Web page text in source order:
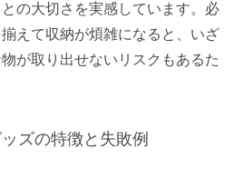
の大切さを実感しています。必
えて収納が煩雑になると、いざ
が取り出せないリスクもあるた
ズの特徴と失敗例